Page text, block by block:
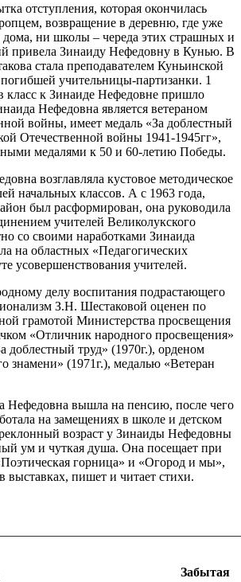
отступления, которая окончилась
возвращение в деревню, где уже
ни школы – череда этих страшных и
привела Зинаиду Нефедовну в Кунью. В
стала преподавателем Куньинской
учительницы-партизанки. 1
класс к Зинаиде Нефедовне пришло
Нефедовна является ветераном
войны, имеет медаль «За доблестный
Отечественной войны 1941-1945гг»,
медалями к 50 и 60-летию Победы.
возглавляла кустовое методическое
начальных классов. А с 1963 года,
был расформирован, она руководила
учителей Великолукского
со своими наработками Зинаида
на областных «Педагогических
усовершенствования учителей.
делу воспитания подрастающего
З.Н. Шестаковой оценен по
грамотой Министерства просвещения
«Отличник народного просвещения»
доблестный труд» (1970г.), орденом
знамени» (1971г.), медалью «Ветеран
Нефедовна вышла на пенсию, после чего
на замещениях в школе и детском
возраст у Зинаиды Нефедовны
ум и чуткая душа. Она посещает при
горница» и «Огород и мы»,
выставках, пишет и читает стихи.
Забытая